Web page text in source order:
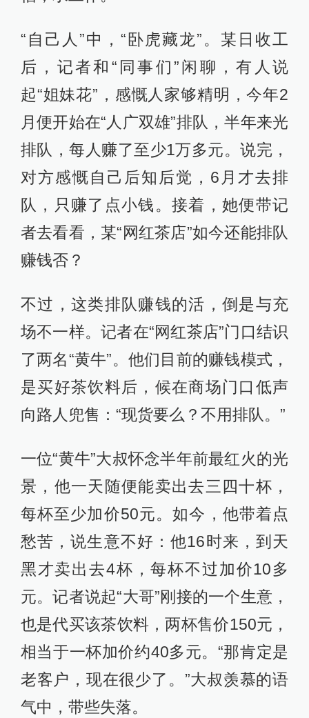
“自己人”中，“卧虎藏龙”。某日收工
后，记者和“同事们”闲聊，有人说
起“姐妹花”，感慨人家够精明，今年2
月便开始在“人广双雄”排队，半年来光
排队，每人赚了至少1万多元。说完，
对方感慨自己后知后觉，6月才去排
队，只赚了点小钱。接着，她便带记
者去看看，某“网红茶店”如今还能排队
赚钱否？
不过，这类排队赚钱的活，倒是与充
场不一样。记者在“网红茶店”门口结识
了两名“黄牛”。他们目前的赚钱模式，
是买好茶饮料后，候在商场门口低声
向路人兜售：“现货要么？不用排队。”
一位“黄牛”大叔怀念半年前最红火的光
景，他一天随便能卖出去三四十杯，
每杯至少加价50元。如今，他带着点
愁苦，说生意不好：他16时来，到天
黑才卖出去4杯，每杯不过加价10多
元。记者说起“大哥”刚接的一个生意，
也是代买该茶饮料，两杯售价150元，
相当于一杯加价约40多元。“那肯定是
老客户，现在很少了。”大叔羡慕的语
气中，带些失落。